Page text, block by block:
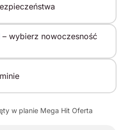
– wybierz nowoczesność
w planie Mega Hit Oferta